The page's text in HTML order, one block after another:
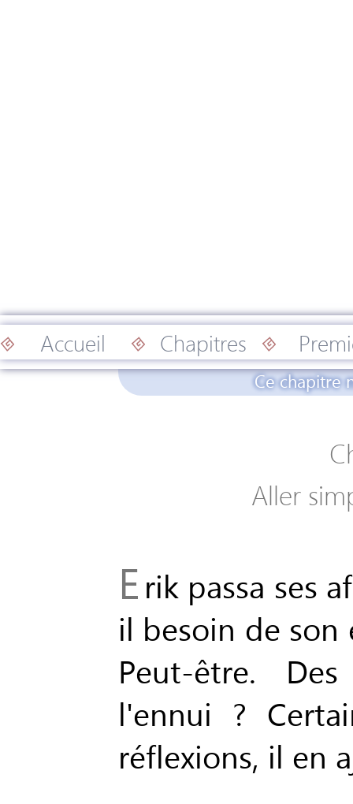
Accueil Chapitres
Ce chapitre
Aller
E rik passa ses
il besoin de son
Peut-être.
l'ennui ?
réflexions, il en